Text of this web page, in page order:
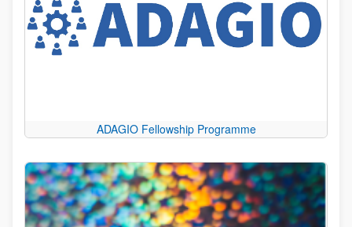
ADAGIO Fellowship Programme